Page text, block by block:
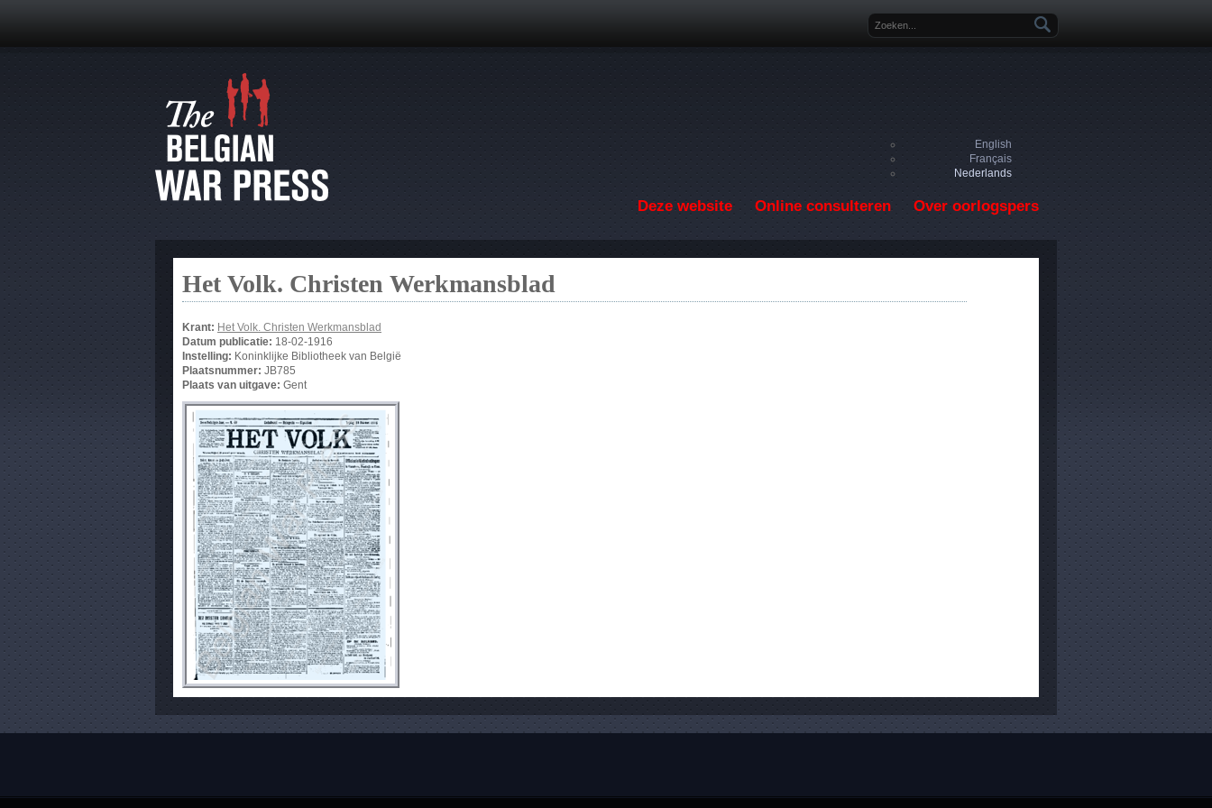
Zoekveld
English
Français
Nederlands
Deze website Online consulteren Over oorlogspers
Het Volk. Christen Werkmansblad
Krant: Het Volk. Christen Werkmansblad
Datum publicatie: 18-02-1916
Instelling: Koninklijke Bibliotheek van België
Plaatsnummer: JB785
Plaats van uitgave: Gent